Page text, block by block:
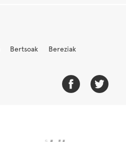
Bertsoak
Bereziak